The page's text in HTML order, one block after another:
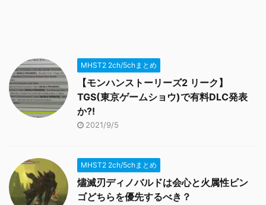
MHST2 2ch/5chまとめ
【モンハンストーリーズ2 リーク】
TGS(東京ゲームショウ)で有料DLC発表
か?!
2021/9/5
MHST2 2ch/5chまとめ
燼滅刃ディノバルドは会心と火属性ビン
ゴどちらを優先するべき？